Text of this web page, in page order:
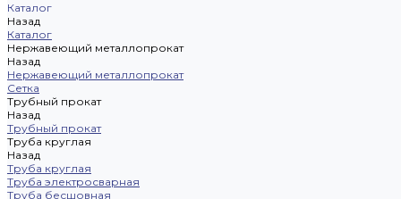
Каталог
Назад
Каталог
Нержавеющий металлопрокат
Назад
Нержавеющий металлопрокат
Сетка
Трубный прокат
Назад
Трубный прокат
Труба круглая
Назад
Труба круглая
Труба электросварная
Труба бесшовная